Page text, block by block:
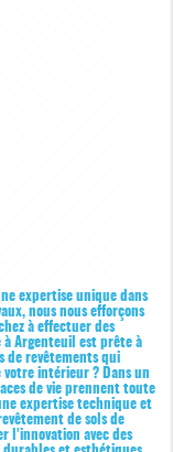
expertise unique dans
nous nous efforçons
à effectuer des
à Argenteuil est prête à
de revêtements qui
intérieur ? Dans un
de vie prennent toute
expertise technique et
de sols de
l'innovation avec des